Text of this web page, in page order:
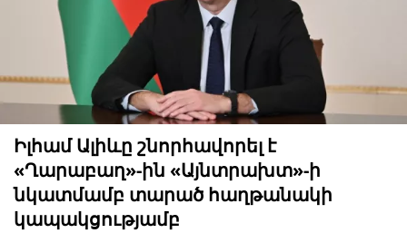
Իլհամ Ալիևը շնորհավորել է
«Ղարաբաղ»-ին «Այնտրախտ»-ի
նկատմամբ տարած հաղթանակի
կապակցությամբ